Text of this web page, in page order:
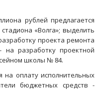
рублей предлагается
«Волга»; выделить
проекта ремонта
разработку проектной
школы № 84.
на оплату исполнительных
бюджетных средств -